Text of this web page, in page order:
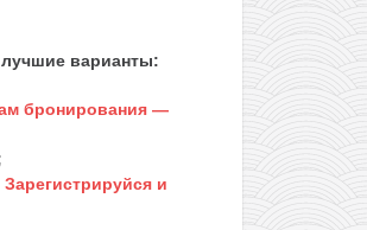
варианты:
бронирования —
и